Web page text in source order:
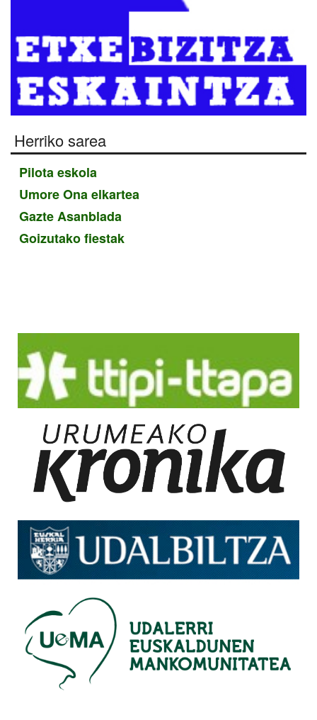
Herriko sarea
Pilota eskola
Umore Ona elkartea
Gazte Asanblada
Goizutako fiestak